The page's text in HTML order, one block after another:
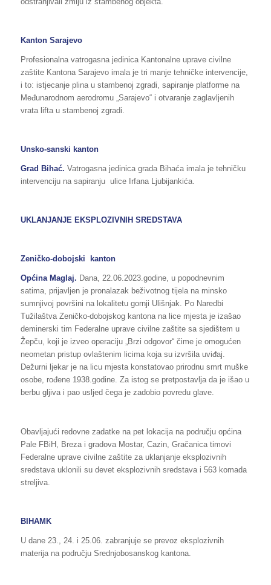
Kanton Sarajevo
Profesionalna vatrogasna jedinica Kantonalne uprave civilne
zaštite Kantona Sarajevo imala je tri manje tehničke intervencije,
i to: istjecanje plina u stambenoj zgradi, sapiranje platforme na
Međunarodnom aerodromu „Sarajevo“ i otvaranje zaglavljenih
vrata lifta u stambenoj zgradi.
Unsko-sanski kanton
Grad Bihać. Vatrogasna jedinica grada Bihaća imala je tehničku
intervenciju na sapiranju ulice Irfana Ljubijankića.
UKLANJANJE EKSPLOZIVNIH SREDSTAVA
Zeničko-dobojski kanton
Općina Maglaj. Dana, 22.06.2023.godine, u popodnevnim
satima, prijavljen je pronalazak beživotnog tijela na minsko
sumnjivoj površini na lokalitetu gornji Ulišnjak. Po Naredbi
Tužilaštva Zeničko-dobojskog kantona na lice mjesta je izašao
deminerski tim Federalne uprave civilne zaštite sa sjedištem u
Žepču, koji je izveo operaciju „Brzi odgovor“ čime je omogućen
neometan pristup ovlaštenim licima koja su izvršila uviđaj.
Dežurni ljekar je na licu mjesta konstatovao prirodnu smrt muške
osobe, rođene 1938.godine. Za istog se pretpostavlja da je išao u
berbu gljiva i pao usljed čega je zadobio povredu glave.
Obavljajući redovne zadatke na pet lokacija na području općina
Pale FBiH, Breza i gradova Mostar, Cazin, Gračanica timovi
Federalne uprave civilne zaštite za uklanjanje eksplozivnih
sredstava uklonili su devet eksplozivnih sredstava i 563 komada
streljiva.
BIHAMK
U dane 23., 24. i 25.06. zabranjuje se prevoz eksplozivnih
materija na području Srednjobosanskog kantona.